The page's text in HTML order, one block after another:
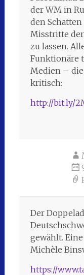
der WM in
den
Misstritte
zu lassen.
Funktionäre
Medien –
kritisch:
http://bit.ly/
Der
gewählt.
Michèle
https://